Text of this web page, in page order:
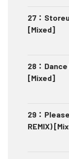
27 ：
[Mixed]
28 ： Dance
[Mixed]
29 ：
REMIX)